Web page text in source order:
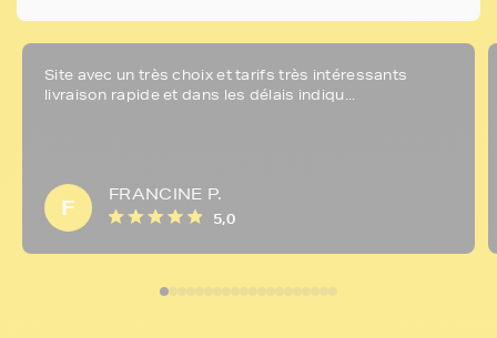
Site avec un très choix et tarifs très intéressants
livraison rapide et dans les délais indiqu...
F
FRANCINE P.
5,0